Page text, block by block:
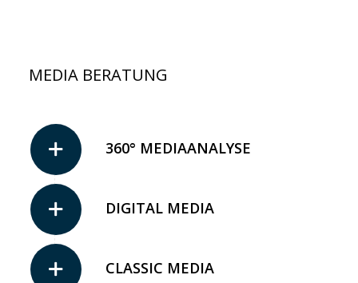
MEDIA BERATUNG
360° MEDIAANALYSE
DIGITAL MEDIA
CLASSIC MEDIA